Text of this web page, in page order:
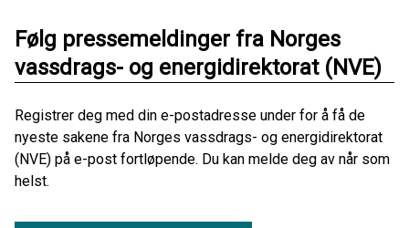
Følg pressemeldinger fra Norges
vassdrags- og energidirektorat (NVE)
Registrer deg med din e-postadresse under for å få de
nyeste sakene fra Norges vassdrags- og energidirektorat
(NVE) på e-post fortløpende. Du kan melde deg av når som
helst.